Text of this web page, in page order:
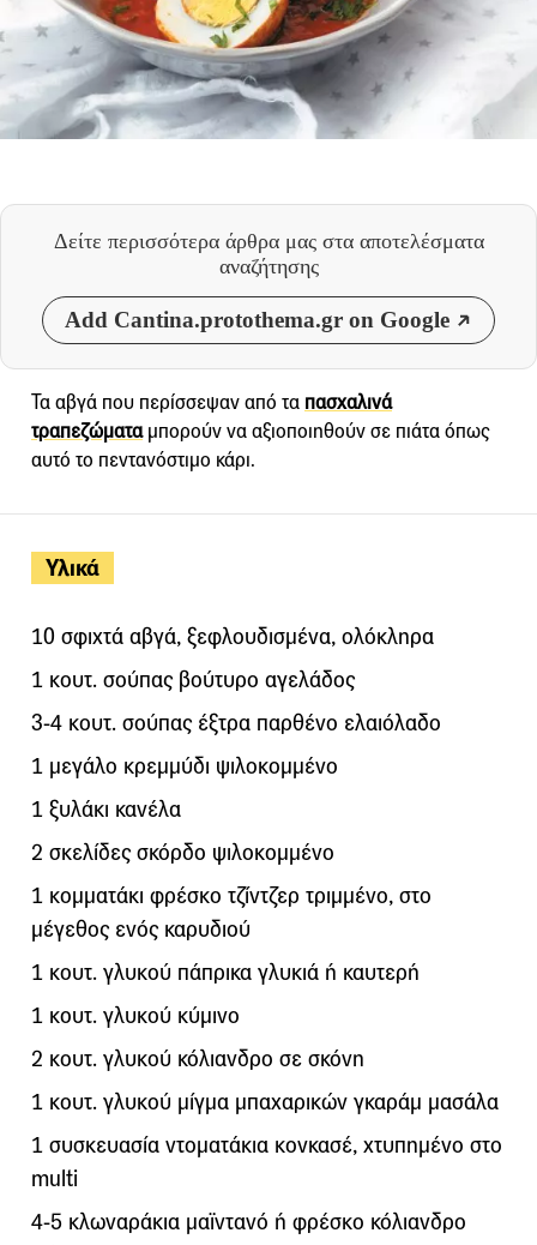
Δείτε περισσότερα άρθρα μας στα αποτελέσματα
αναζήτησης
Add Cantina.protothema.gr on Google
Υλικά
10 σφιχτά αβγά, ξεφλουδισμένα, ολόκληρα
1 κουτ. σούπας βούτυρο αγελάδος
3-4 κουτ. σούπας έξτρα παρθένο ελαιόλαδο
1 μεγάλο κρεμμύδι ψιλοκομμένο
1 ξυλάκι κανέλα
2 σκελίδες σκόρδο ψιλοκομμένο
1 κομματάκι φρέσκο τζίντζερ τριμμένο, στο
μέγεθος ενός καρυδιού
1 κουτ. γλυκού πάπρικα γλυκιά ή καυτερή
1 κουτ. γλυκού κύμινο
2 κουτ. γλυκού κόλιανδρο σε σκόνη
1 κουτ. γλυκού μίγμα μπαχαρικών γκαράμ μασάλα
1 συσκευασία ντοματάκια κονκασέ, χτυπημένο στο
multi
4-5 κλωναράκια μαϊντανό ή φρέσκο κόλιανδρο
Τα αβγά που περίσσεψαν από τα πασχαλινά
τραπεζώματαμπορούν να αξιοποιηθούν σε πιάτα όπως
αυτό το πεντανόστιμο κάρι.